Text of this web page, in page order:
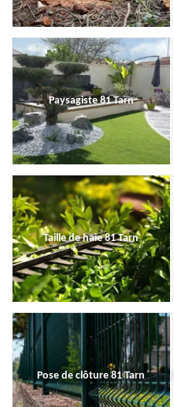
Paysagiste 81 Tarn
Taille de haie 81 Tarn
Pose de clôture 81 Tarn